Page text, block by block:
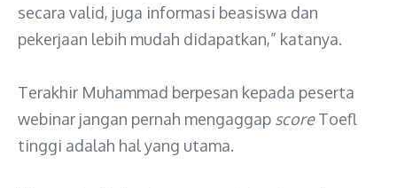
secara valid, juga informasi beasiswa dan
pekerjaan lebih mudah didapatkan,” katanya.
Terakhir Muhammad berpesan kepada peserta
webinar jangan pernah mengaggap scoreToefl
tinggi adalah hal yang utama.